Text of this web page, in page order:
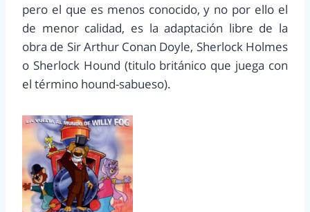
pero el que es menos conocido, y no por ello el
de menor calidad, es la adaptación libre de la
obra de Sir Arthur Conan Doyle, Sherlock Holmes
o Sherlock Hound (titulo británico que juega con
el término hound-sabueso).